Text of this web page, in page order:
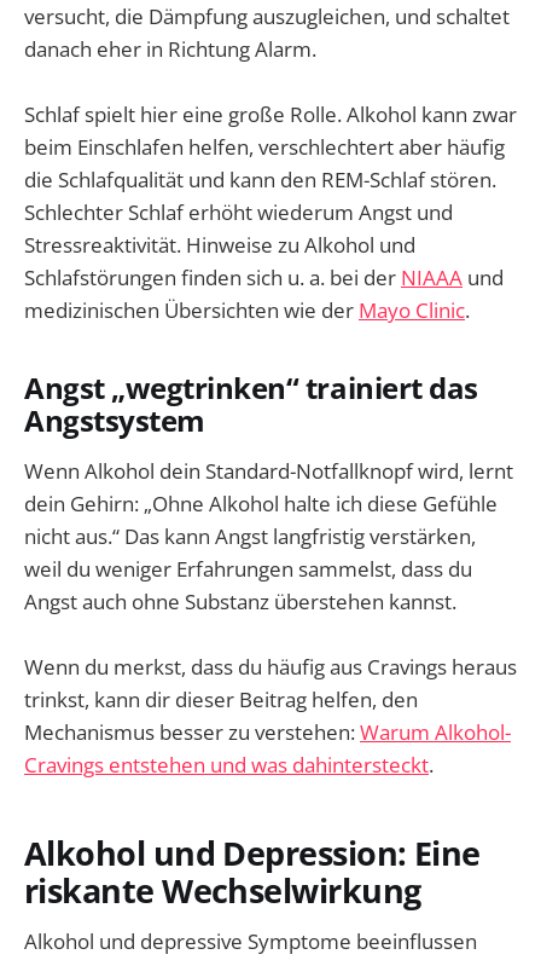
versucht, die Dämpfung auszugleichen, und schaltet
danach eher in Richtung Alarm.
Schlaf spielt hier eine große Rolle. Alkohol kann zwar
beim Einschlafen helfen, verschlechtert aber häufig
die Schlafqualität und kann den REM-Schlaf stören.
Schlechter Schlaf erhöht wiederum Angst und
Stressreaktivität. Hinweise zu Alkohol und
Schlafstörungen finden sich u. a. bei der NIAAA und
medizinischen Übersichten wie der Mayo Clinic.
Angst „wegtrinken“ trainiert das
Angstsystem
Wenn Alkohol dein Standard-Notfallknopf wird, lernt
dein Gehirn: „Ohne Alkohol halte ich diese Gefühle
nicht aus.“ Das kann Angst langfristig verstärken,
weil du weniger Erfahrungen sammelst, dass du
Angst auch ohne Substanz überstehen kannst.
Wenn du merkst, dass du häufig aus Cravings heraus
trinkst, kann dir dieser Beitrag helfen, den
Mechanismus besser zu verstehen:Warum Alkohol-
Cravings entstehen und was dahintersteckt.
Alkohol und Depression: Eine
riskante Wechselwirkung
Alkohol und depressive Symptome beeinflussen